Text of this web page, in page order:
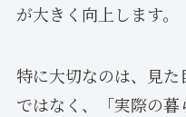
が大きく向上します。
特に大切なのは、見
ではなく、「実際の